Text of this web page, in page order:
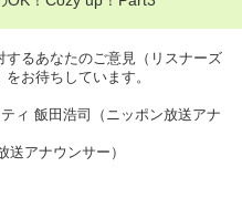
するあなたのご意見（リスナーズ
お待ちしています。
ィ 飯田浩司（ニッポン放送アナ
アナウンサー）